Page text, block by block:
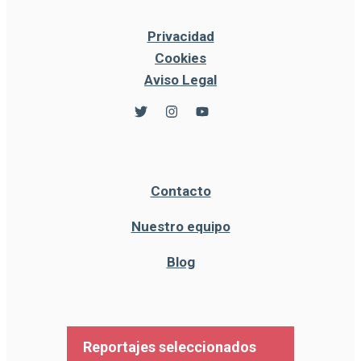
Privacidad
Cookies
Aviso Legal
Contacto
Nuestro equipo
Blog
Reportajes seleccionados